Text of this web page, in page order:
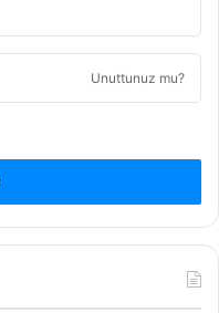
Unuttunuz mu?